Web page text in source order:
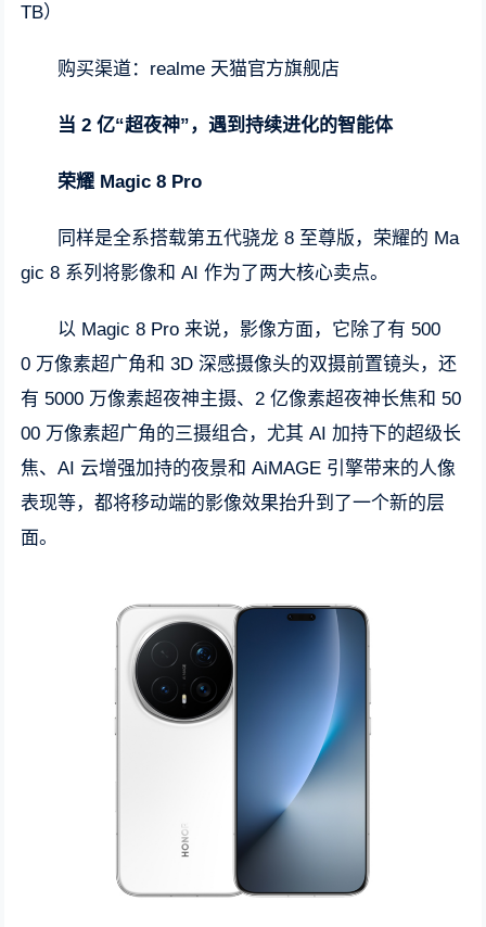
TB）
购买渠道：realme 天猫官方旗舰店
当 2 亿“超夜神”，遇到持续进化的智能体
荣耀 Magic 8 Pro
同样是全系搭载第五代骁龙 8 至尊版，荣耀的 Ma
gic 8 系列将影像和 AI 作为了两大核心卖点。
以 Magic 8 Pro 来说，影像方面，它除了有 500
0 万像素超广角和 3D 深感摄像头的双摄前置镜头，还
有 5000 万像素超夜神主摄、2 亿像素超夜神长焦和 50
00 万像素超广角的三摄组合，尤其 AI 加持下的超级长
焦、AI 云增强加持的夜景和 AiMAGE 引擎带来的人像
表现等，都将移动端的影像效果抬升到了一个新的层
面。